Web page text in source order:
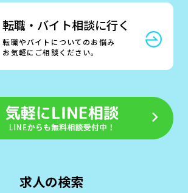
転職・バイト相談に行く
転職やバイトについてのお悩み
お気軽にご相談ください。
求人の検索